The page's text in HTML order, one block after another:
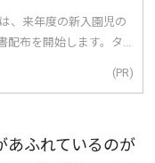
、来年度の新入園児の
配布を開始します。タ...
(PR)
ふれているのが